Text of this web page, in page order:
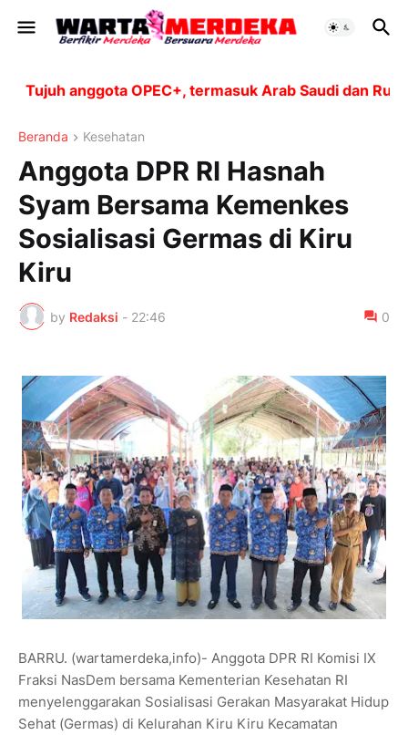
anggota OPEC+, termasuk Arab Saudi dan Rusia,
Beranda Kesehatan
Anggota DPR RI Hasnah
Syam Bersama Kemenkes
Sosialisasi Germas di Kiru
Kiru
by Redaksi - 22:46 0
BARRU. (wartamerdeka,info)- Anggota DPR RI Komisi IX
Fraksi NasDem bersama Kementerian Kesehatan RI
menyelenggarakan Sosialisasi Gerakan Masyarakat Hidup
Sehat (Germas) di Kelurahan Kiru Kiru Kecamatan